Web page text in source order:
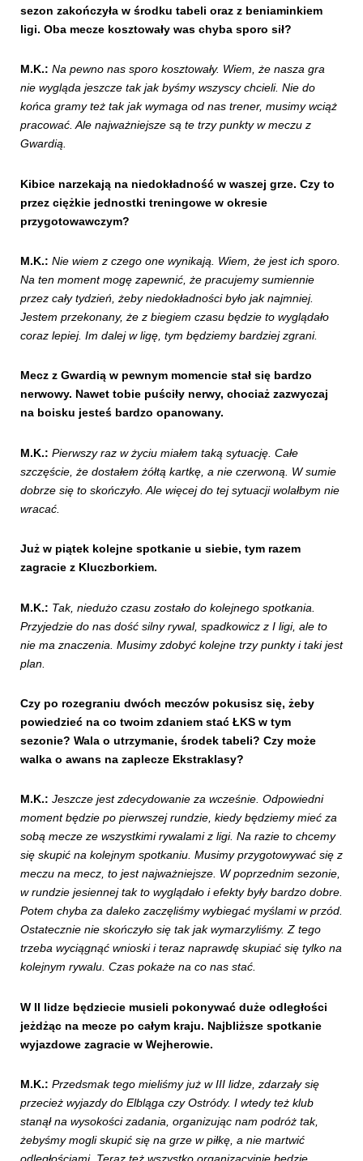
sezon zakończyła w środku tabeli oraz z beniaminkiem
ligi. Oba mecze kosztowały was chyba sporo sił?
M.K.: Na pewno nas sporo kosztowały. Wiem, że nasza gra
nie wygląda jeszcze tak jak byśmy wszyscy chcieli. Nie do
końca gramy też tak jak wymaga od nas trener, musimy wciąż
pracować. Ale najważniejsze są te trzy punkty w meczu z
Gwardią.
Kibice narzekają na niedokładność w waszej grze. Czy to
przez ciężkie jednostki treningowe w okresie
przygotowawczym?
M.K.: Nie wiem z czego one wynikają. Wiem, że jest ich sporo.
Na ten moment mogę zapewnić, że pracujemy sumiennie
przez cały tydzień, żeby niedokładności było jak najmniej.
Jestem przekonany, że z biegiem czasu będzie to wyglądało
coraz lepiej. Im dalej w ligę, tym będziemy bardziej zgrani.
Mecz z Gwardią w pewnym momencie stał się bardzo
nerwowy. Nawet tobie puściły nerwy, chociaż zazwyczaj
na boisku jesteś bardzo opanowany.
M.K.: Pierwszy raz w życiu miałem taką sytuację. Całe
szczęście, że dostałem żółtą kartkę, a nie czerwoną. W sumie
dobrze się to skończyło. Ale więcej do tej sytuacji wolałbym nie
wracać.
Już w piątek kolejne spotkanie u siebie, tym razem
zagracie z Kluczborkiem.
M.K.: Tak, niedużo czasu zostało do kolejnego spotkania.
Przyjedzie do nas dość silny rywal, spadkowicz z I ligi, ale to
nie ma znaczenia. Musimy zdobyć kolejne trzy punkty i taki jest
plan.
Czy po rozegraniu dwóch meczów pokusisz się, żeby
powiedzieć na co twoim zdaniem stać ŁKS w tym
sezonie? Wala o utrzymanie, środek tabeli? Czy może
walka o awans na zaplecze Ekstraklasy?
M.K.: Jeszcze jest zdecydowanie za wcześnie. Odpowiedni
moment będzie po pierwszej rundzie, kiedy będziemy mieć za
sobą mecze ze wszystkimi rywalami z ligi. Na razie to chcemy
się skupić na kolejnym spotkaniu. Musimy przygotowywać się z
meczu na mecz, to jest najważniejsze. W poprzednim sezonie,
w rundzie jesiennej tak to wyglądało i efekty były bardzo dobre.
Potem chyba za daleko zaczęliśmy wybiegać myślami w przód.
Ostatecznie nie skończyło się tak jak wymarzyliśmy. Z tego
trzeba wyciągnąć wnioski i teraz naprawdę skupiać się tylko na
kolejnym rywalu. Czas pokaże na co nas stać.
W II lidze będziecie musieli pokonywać duże odległości
jeżdżąc na mecze po całym kraju. Najbliższe spotkanie
wyjazdowe zagracie w Wejherowie.
M.K.: Przedsmak tego mieliśmy już w III lidze, zdarzały się
przecież wyjazdy do Elbląga czy Ostródy. I wtedy też klub
stanął na wysokości zadania, organizując nam podróż tak,
żebyśmy mogli skupić się na grze w piłkę, a nie martwić